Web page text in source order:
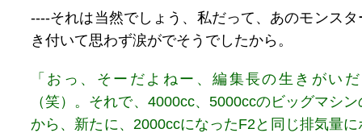
----それは当然でしょう、私だって、あのモンス
き付いて思わず涙がでそうでしたから。
「おっ、そーだよねー、編集長の生きがい
（笑）。それで、4000cc、5000ccのビッグマシ
から、新たに、2000ccになったF2と同じ排気量